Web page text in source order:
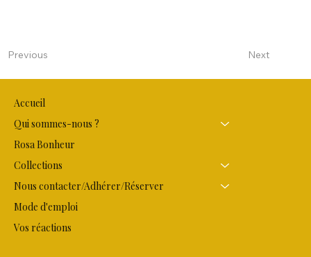
Previous Next
Accueil
Qui sommes-nous ?
Rosa Bonheur
Collections
Nous contacter/Adhérer/Réserver
Mode d'emploi
Vos réactions